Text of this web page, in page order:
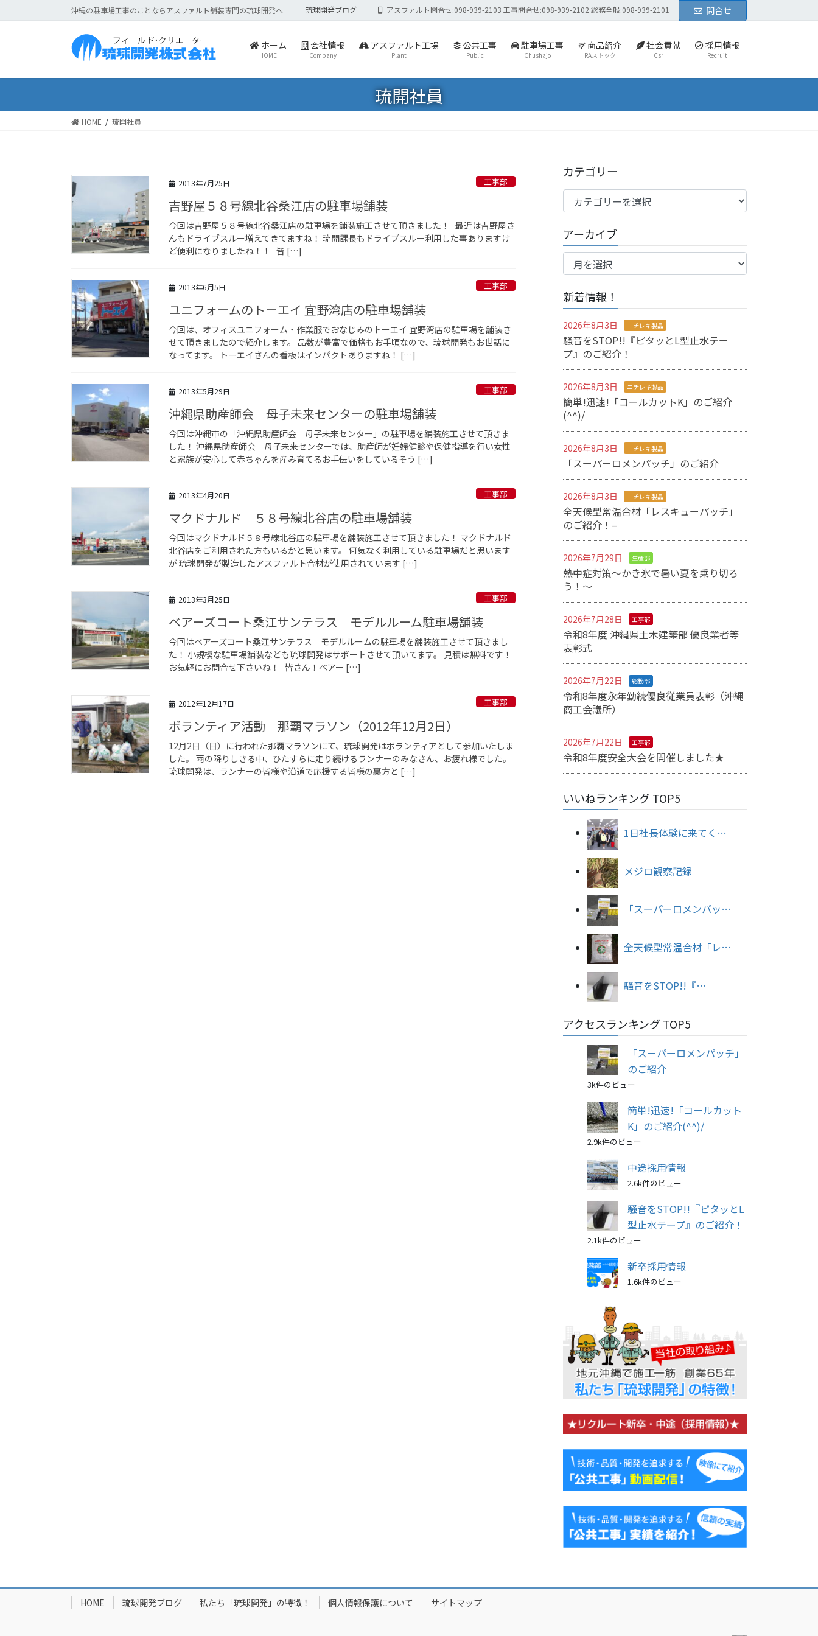
ン
に
動
ビ
ョ
に
沖縄の駐車場工事のことならアスファルト舗装専門の琉球開発へ 琉球開発ブログ アスファルト問合せ:098-939-2103 工事問合せ:098-939-2102 総務全般:098-939-2101 問合せ
ホーム
HOME
会社情報
Company
アスファルト工場
Plant
公共工事
Public
駐車場工事
Chushajo
商品紹介
RAストック
社会貢献
Csr
採用情報
Recruit
琉開社員
HOME 琉開社員
2013年7月25日 工事部
吉野屋５８号線北谷桑江店の駐車場舗装
今回は吉野屋５８号線北谷桑江店の駐車場を舗装施工させて頂きました！ 最近は吉野屋さ
んもドライブスルー増えてきてますね！ 琉開課長もドライブスルー利用した事ありますけ
ど便利になりましたね！！ 皆 […]
2013年6月5日 工事部
ユニフォームのトーエイ 宜野湾店の駐車場舗装
今回は、オフィスユニフォーム・作業服でおなじみのトーエイ 宜野湾店の駐車場を舗装さ
せて頂きましたので紹介します。 品数が豊富で価格もお手頃なので、琉球開発もお世話に
なってます。 トーエイさんの看板はインパクトありますね！ […]
2013年5月29日 工事部
沖縄県助産師会 母子未来センターの駐車場舗装
今回は沖縄市の「沖縄県助産師会 母子未来センター」の駐車場を舗装施工させて頂きま
した！ 沖縄県助産師会 母子未来センターでは、助産師が妊婦健診や保健指導を行い女性
と家族が安心して赤ちゃんを産み育てるお手伝いをしているそう […]
2013年4月20日 工事部
マクドナルド ５８号線北谷店の駐車場舗装
今回はマクドナルド５８号線北谷店の駐車場を舗装施工させて頂きました！ マクドナルド
北谷店をご利用された方もいるかと思います。 何気なく利用している駐車場だと思います
が 琉球開発が製造したアスファルト合材が使用されています […]
2013年3月25日 工事部
ベアーズコート桑江サンテラス モデルルーム駐車場舗装
今回はベアーズコート桑江サンテラス モデルルームの駐車場を舗装施工させて頂きまし
た！ 小規模な駐車場舗装なども琉球開発はサポートさせて頂いてます。 見積は無料です！
お気軽にお問合せ下さいね！ 皆さん！ベアー […]
2012年12月17日 工事部
ボランティア活動 那覇マラソン（2012年12月2日）
12月2日（日）に行われた那覇マラソンにて、琉球開発はボランティアとして参加いたしま
した。 雨の降りしきる中、ひたすらに走り続けるランナーのみなさん、お疲れ様でした。
琉球開発は、ランナーの皆様や沿道で応援する皆様の裏方と […]
カテゴリー
カ
テ
リ
ー
アーカイブ
ア
イ
ブ
新着情報！
2026年8月3日 ニチレキ製品
騒音をSTOP!!『ピタッとL型止水テー
プ』のご紹介！
2026年8月3日 ニチレキ製品
簡単!迅速!「コールカットK」のご紹介
(^^)/
2026年8月3日 ニチレキ製品
「スーパーロメンパッチ」のご紹介
2026年8月3日 ニチレキ製品
全天候型常温合材「レスキューパッチ」
のご紹介！–
2026年7月29日 生産部
熱中症対策～かき氷で暑い夏を乗り切ろ
う！～
2026年7月28日 工事部
令和8年度 沖縄県土木建築部 優良業者等
表彰式
2026年7月22日 総務部
令和8年度永年勤続優良従業員表彰（沖縄
商工会議所）
2026年7月22日 工事部
令和8年度安全大会を開催しました★
いいねランキング TOP5
1日社長体験に来てく…
メジロ観察記録
「スーパーロメンパッ…
全天候型常温合材「レ…
騒音をSTOP!!『…
アクセスランキング TOP5
「スーパーロメンパッチ」
のご紹介
3k件のビュー
簡単!迅速!「コールカット
K」のご紹介(^^)/
2.9k件のビュー
中途採用情報
2.6k件のビュー
騒音をSTOP!!『ピタッとL
型止水テープ』のご紹介！
2.1k件のビュー
新卒採用情報
1.6k件のビュー
HOME 琉球開発ブログ 私たち「琉球開発」の特徴！ 個人情報保護について サイトマップ